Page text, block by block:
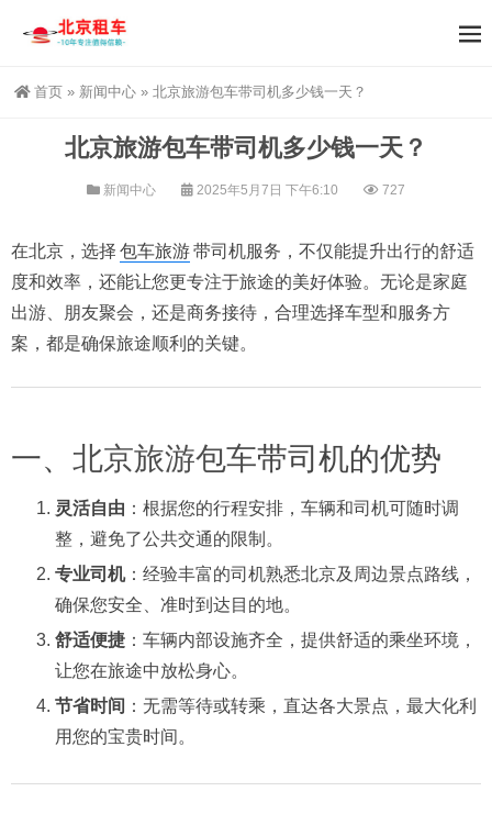
首页 » 新闻中心 » 北京旅游包车带司机多少钱一天？
北京旅游包车带司机多少钱一天？
新闻中心 2025年5月7日 下午6:10 727
在北京，选择 包车旅游带司机服务，不仅能提升出行的舒适
度和效率，还能让您更专注于旅途的美好体验。无论是家庭
出游、朋友聚会，还是商务接待，合理选择车型和服务方
案，都是确保旅途顺利的关键。
一、 北京旅游包车带司机的优势
灵活自由 ：根据您的行程安排，车辆和司机可随时调
整，避免了公共交通的限制。
专业司机：经验丰富的司机熟悉北京及周边景点路线，
确保您安全、准时到达目的地。
舒适便捷 ：车辆内部设施齐全，提供舒适的乘坐环境，
让您在旅途中放松身心。
节省时间 ：无需等待或转乘，直达各大景点，最大化利
用您的宝贵时间。